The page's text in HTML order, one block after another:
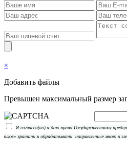
×
Добавить файлы
Превышен максимальный размер
Я согласен(на) и даю право Государственному
плюс» хранить и обрабатывать направленные мною в